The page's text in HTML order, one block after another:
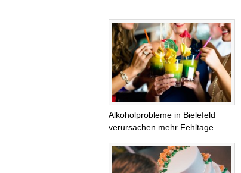
Alkoholprobleme in Bielefeld
verursachen mehr Fehltage